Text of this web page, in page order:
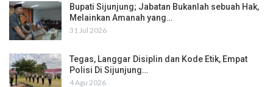
Bupati Sijunjung; Jabatan Bukanlah sebuah Hak,
Melainkan Amanah yang…
31 Jul 2026
Tegas, Langgar Disiplin dan Kode Etik, Empat
Polisi Di Sijunjung…
4 Agu 2026